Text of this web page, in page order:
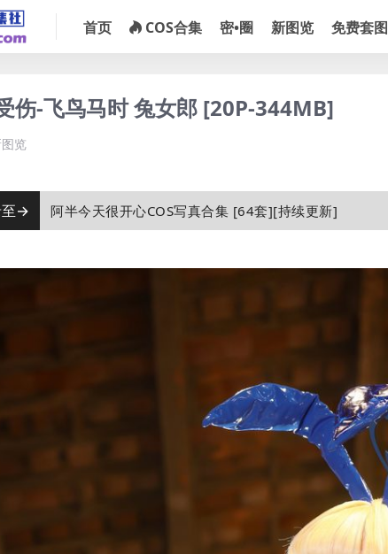
首页 COS合集 密•圈 新图览 免费套图
伤-飞鸟马时 兔女郎 [20P-344MB]
览
至→ 阿半今天很开心COS写真合集 [64套][持续更新]